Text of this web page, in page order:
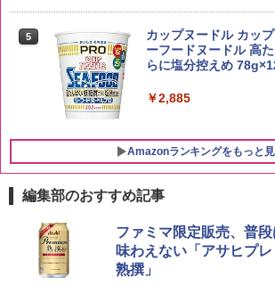
5
野沢農産 無洗米 青い
5kg 長野県産 令和7年
￥3,980
5
【数量限定】竹鶴ピュ
サヒ [ ウイスキー 日
フト プレゼント 贈り
￥6,930
5
カップヌードル カッ
ーフードヌードル 高
らに塩分控えめ
￥2,885
Amazonランキングをもっと
[山善] スチームオーブ
暮らし 二人暮らし フ
チーム調理 自動メニ
付き ブラック MRK-
編集部のおすすめ記事
ファミマ限定販売、普
味わえない「アサヒプ
熟撰」